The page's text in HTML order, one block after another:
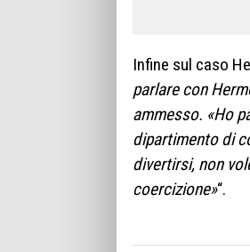
Infine sul caso
parlare con
ammesso. «Ho
dipartimento di
divertirsi, non
coercizione»“.